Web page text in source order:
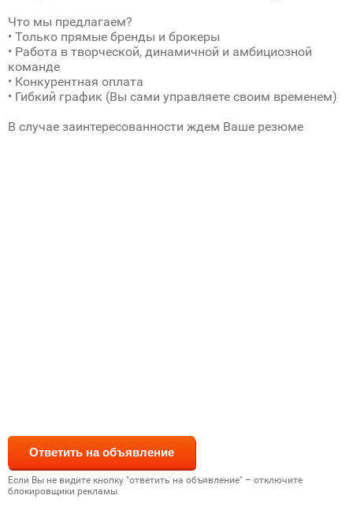
Что мы предлагаем?
• Только прямые бренды и брокеры
• Работа в творческой, динамичной и амбициозной
команде
• Конкурентная оплата
• Гибкий график (Вы сами управляете своим временем)
В случае заинтересованности ждем Ваше резюме
Если Вы не видите кнопку "ответить на объявление" – отключите
блокировщики рекламы